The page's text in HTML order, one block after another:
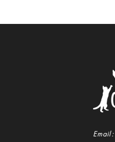
Email: